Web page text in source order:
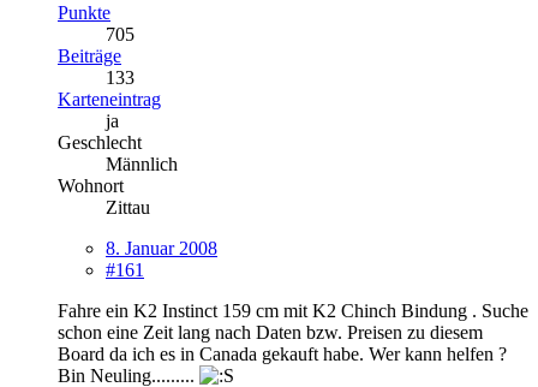
Punkte
705
Beiträge
133
Karteneintrag
ja
Geschlecht
Männlich
Wohnort
Zittau
8. Januar 2008
#161
Fahre ein K2 Instinct 159 cm mit K2 Chinch Bindung . Suche
schon eine Zeit lang nach Daten bzw. Preisen zu diesem
Board da ich es in Canada gekauft habe. Wer kann helfen ?
Bin Neuling.........